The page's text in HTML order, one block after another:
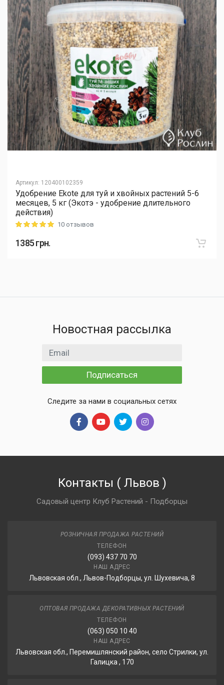
Артикул: 120400102359
Удобрение Ekote для туй и хвойных растений 5-6
месяцев, 5 кг (Экотэ - удобрение длительного
действия)
Rating: 5 out of 510 отзывов
1385грн.
Новостная рассылка
Email адрес
Подписаться
Следите за нами в социальных сетях
Контакты ( Львов )
Садовый центр Клуб Растений - Подборцы
РОЗНИЧНАЯ ПРОДАЖА РАСТЕНИЙ
ТЕЛЕФОН
(093) 437 70 70
НАШ АДРЕС
Львовская обл., Львов-Подборцы, ул. Шухевича, 8
ОПТОВАЯ ПРОДАЖА ДЕКОРАТИВНЫХ РАСТЕНИЙ
ТЕЛЕФОН
(063) 050 10 40
НАШ АДРЕС
Львовская обл., Перемишлянский район, село Стрилки, ул.
Галицка , 170